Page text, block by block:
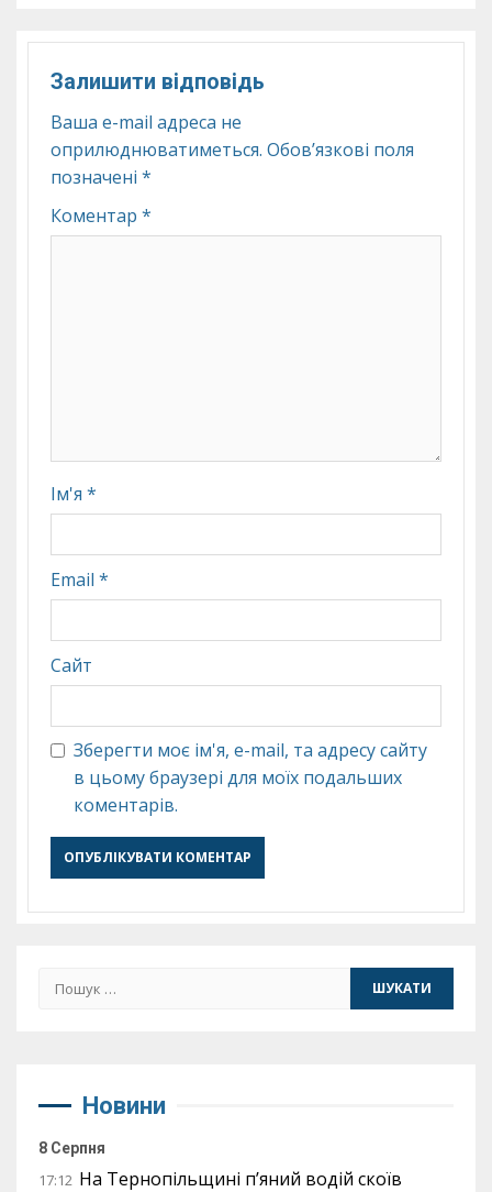
Залишити відповідь
Ваша e-mail адреса не
оприлюднюватиметься. Обов’язкові поля
позначені *
Коментар *
Ім'я *
Email *
Сайт
Зберегти моє ім'я, e-mail, та адресу сайту
в цьому браузері для моїх подальших
коментарів.
Пошук:
Новини
8 Серпня
17:12 На Тернопільщині п’яний водій скоїв